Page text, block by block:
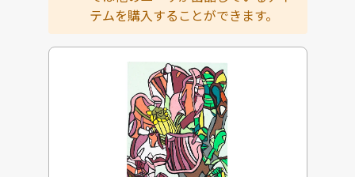
テムを購入することができます。